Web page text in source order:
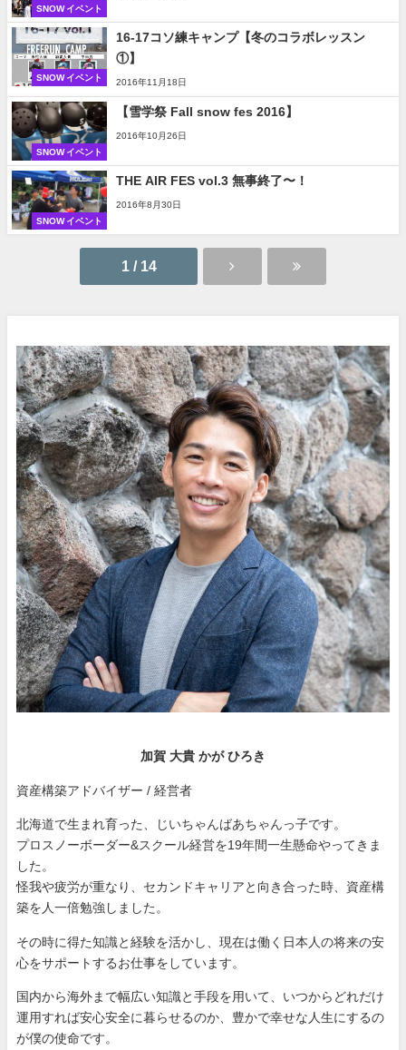
SNOW イベント
SNOW イベント
16-17コソ練キャンプ【冬のコラボレッスン
①】
2016年11月18日
SNOW イベント
【雪学祭 Fall snow fes 2016】
2016年10月26日
SNOW イベント
THE AIR FES vol.3 無事終了〜！
2016年8月30日
1 / 14
加賀 大貴 かが ひろき
資産構築アドバイザー / 経営者
北海道で生まれ育った、じいちゃんばあちゃんっ子です。
プロスノーボーダー&スクール経営を19年間一生懸命やってきま
した。
怪我や疲労が重なり、セカンドキャリアと向き合った時、資産構
築を人一倍勉強しました。
その時に得た知識と経験を活かし、現在は働く日本人の将来の安
心をサポートするお仕事をしています。
国内から海外まで幅広い知識と手段を用いて、いつからどれだけ
運用すれば安心安全に暮らせるのか、豊かで幸せな人生にするの
が僕の使命です。